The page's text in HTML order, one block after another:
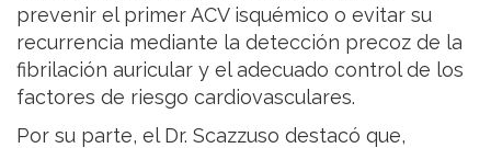
prevenir el primer ACV isquémico o evitar su
recurrencia mediante la detección precoz de la
fibrilación auricular y el adecuado control de los
factores de riesgo cardiovasculares.
Por su parte, el Dr. Scazzuso destacó que,